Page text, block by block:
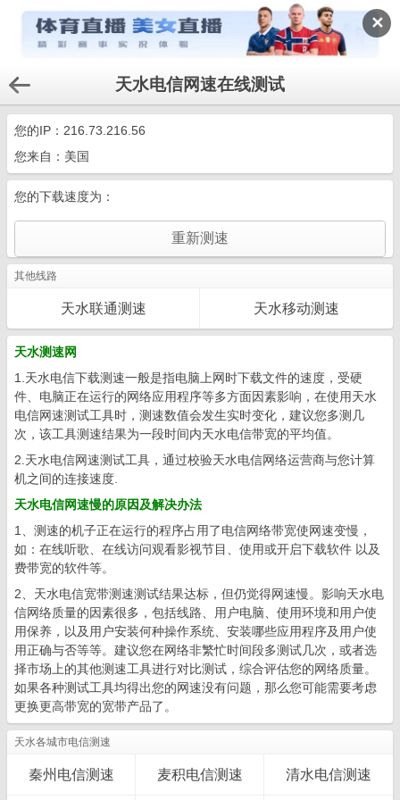
✕
天水电信网速在线测试
您的IP： 216.73.216.56
您来自：美国
您的下载速度为：
其他线路
天水联通测速 天水移动测速
天水测速网
1.天水电信下载测速一般是指电脑上网时下载文件的速度，受硬
件、电脑正在运行的网络应用程序等多方面因素影响，在使用天水
电信网速测试工具时，测速数值会发生实时变化，建议您多测几
次，该工具测速结果为一段时间内天水电信带宽的平均值。
2.天水电信网速测试工具，通过校验天水电信网络运营商与您计算
机之间的连接速度.
天水电信网速慢的原因及解决办法
1、测速的机子正在运行的程序占用了电信网络带宽使网速变慢，
如：在线听歌、在线访问观看影视节目、使用或开启下载软件 以及
费带宽的软件等。
2、天水电信宽带测速测试结果达标，但仍觉得网速慢。影响天水电
信网络质量的因素很多，包括线路、用户电脑、使用环境和用户使
用保养，以及用户安装何种操作系统、安装哪些应用程序及用户使
用正确与否等等。建议您在网络非繁忙时间段多测试几次，或者选
择市场上的其他测速工具进行对比测试，综合评估您的网络质量。
如果各种测试工具均得出您的网速没有问题，那么您可能需要考虑
更换更高带宽的宽带产品了。
天水各城市电信测速
秦州电信测速 麦积电信测速 清水电信测速